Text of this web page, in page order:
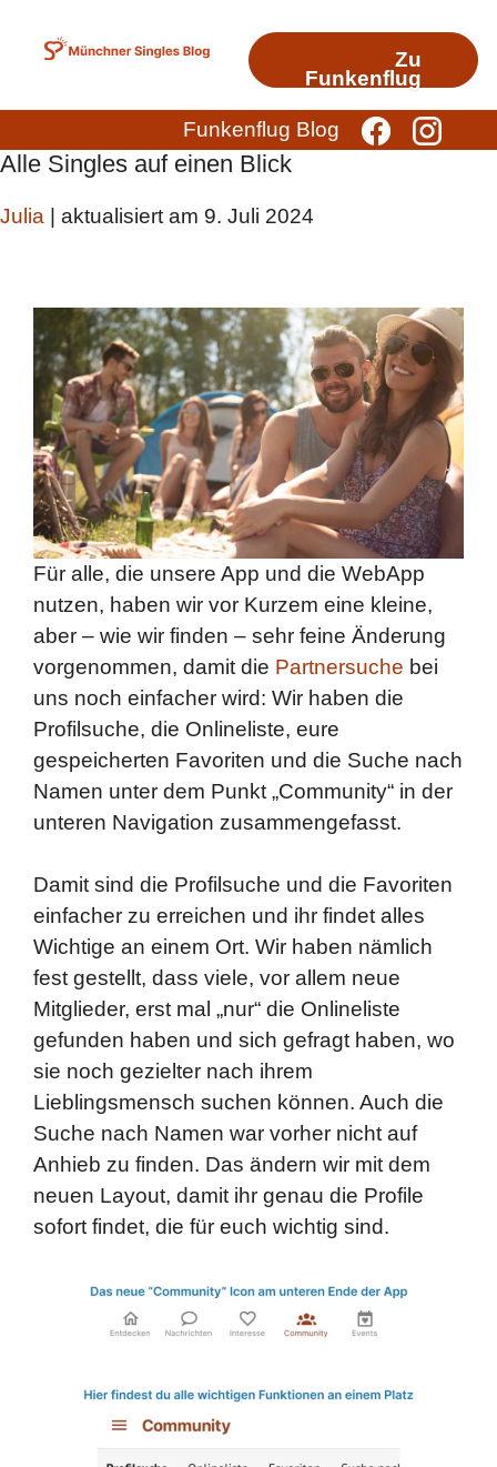
Inhalt
Zu
Funkenflug
Funkenflug Blog
Alle Singles auf einen Blick
Julia | aktualisiert am 9. Juli 2024
Für alle, die unsere App und die WebApp
nutzen, haben wir vor Kurzem eine kleine,
aber – wie wir finden – sehr feine Änderung
vorgenommen, damit die Partnersuche bei
uns noch einfacher wird: Wir haben die
Profilsuche, die Onlineliste, eure
gespeicherten Favoriten und die Suche nach
Namen unter dem Punkt „Community“ in der
unteren Navigation zusammengefasst.
Damit sind die Profilsuche und die Favoriten
einfacher zu erreichen und ihr findet alles
Wichtige an einem Ort. Wir haben nämlich
fest gestellt, dass viele, vor allem neue
Mitglieder, erst mal „nur“ die Onlineliste
gefunden haben und sich gefragt haben, wo
sie noch gezielter nach ihrem
Lieblingsmensch suchen können. Auch die
Suche nach Namen war vorher nicht auf
Anhieb zu finden. Das ändern wir mit dem
neuen Layout, damit ihr genau die Profile
sofort findet, die für euch wichtig sind.